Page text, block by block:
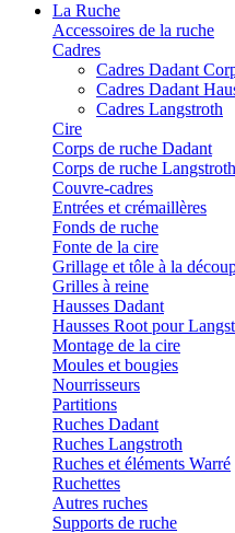
La Ruche
Accessoires de la ruche
Cadres
Cadres Dadant
Cadres Dadant
Cadres Langstroth
Cire
Corps de ruche Dadant
Corps de ruche Langstroth
Couvre-cadres
Entrées et crémaillères
Fonds de ruche
Fonte de la cire
Grillage et tôle à la
Grilles à reine
Hausses Dadant
Hausses Root pour
Montage de la cire
Moules et bougies
Nourrisseurs
Partitions
Ruches Dadant
Ruches Langstroth
Ruches et éléments Warré
Ruchettes
Autres ruches
Supports de ruche